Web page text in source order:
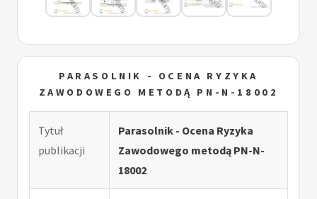
PARASOLNIK - OCENA RYZYKA
ZAWODOWEGO METODĄ PN-N-18002
Tytuł
publikacji
Parasolnik - Ocena Ryzyka
Zawodowego metodą PN-N-
18002